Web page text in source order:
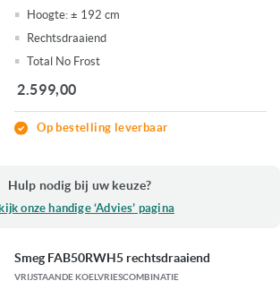
Hoogte: ± 192 cm
Rechtsdraaiend
Total No Frost
2.599,00
Op bestelling leverbaar
Hulp nodig bij uw keuze?
onze handige ‘Advies’ pagina
Smeg FAB50RWH5 rechtsdraaiend
VRIJSTAANDE KOELVRIESCOMBINATIE